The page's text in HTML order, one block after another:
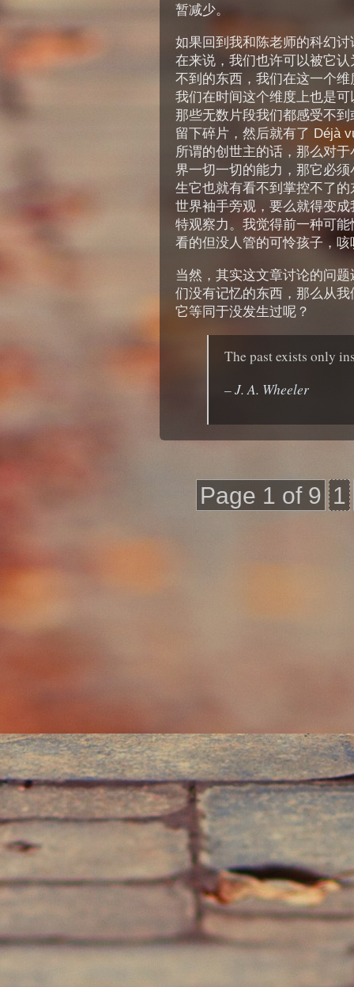
暂减少。
如果回到我和陈老师的科幻
在来说，我们也许可以被它
不到的东西，我们在这一个
我们在时间这个维度上也是
那些无数片段我们都感受不
留下碎片，然后就有了 Déjà
所谓的创世主的话，那么对
界一切一切的能力，那它必
生它也就有看不到掌控不了
世界袖手旁观，要么就得变
特观察力。我觉得前一种可
看的但没人管的可怜孩子，咳
当然，其实这文章讨论的问
们没有记忆的东西，那么从
它等同于没发生过呢？
The past exists only
– J. A. Wheeler
Page 1 of 9 1